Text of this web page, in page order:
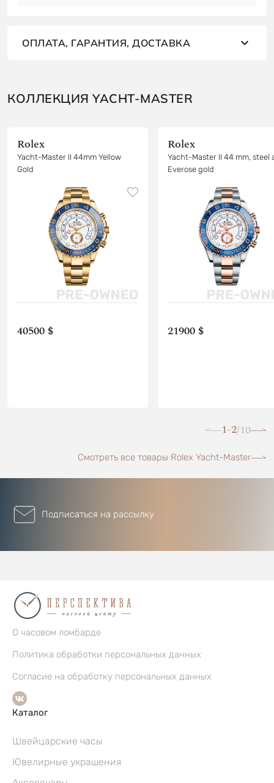
ОПЛАТА, ГАРАНТИЯ, ДОСТАВКА
КОЛЛЕКЦИЯ YACHT-MASTER
Rolex
Yacht-Master II 44mm Yellow
Gold
40500 $
Rolex
Yacht-Master II 44 mm, steel
Everose gold
21900 $
1-2/10
Смотреть все товары Rolex Yacht-Master
Подписаться на рассылку
О часовом ломбарде
Политика обработки персональных данных
Согласие на обработку персональных данных
Каталог
Швейцарские часы
Ювелирные украшения